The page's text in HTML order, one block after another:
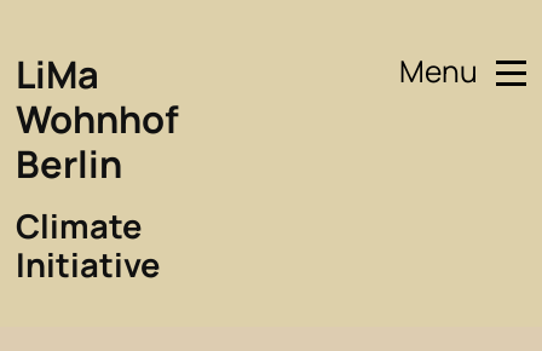
LiMa
Wohnhof
Berlin
Climate
Initiative
Menu